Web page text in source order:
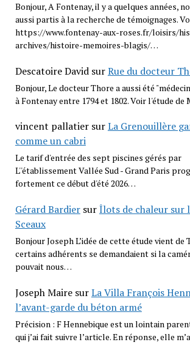
Bonjour, A Fontenay, il y a quelques années,
aussi partis à la recherche de témoignages.
https://www.fontenay-aux-roses.fr/loisirs/
archives/histoire-memoires-blagis/…
Descatoire DavidsurRue du docteur
Bonjour, Le docteur Thore a aussi été
à Fontenay entre 1794 et 1802. Voir l'étude de
vincent pallatiersurLa Grenouillère
comme un cabri
Le tarif d'entrée des sept piscines gérés par
L''établissement Vallée Sud - Grand Paris
fortement ce début d'été 2026…
Gérard BardiersurÎlots de chaleur sur
Sceaux
Bonjour Joseph L’idée de cette étude vient de
certains adhérents se demandaient si la
pouvait nous…
Joseph MairesurLa Villa François
l’avant-garde du béton armé
Précision : F Hennebique est un lointain
qui j’ai fait suivre l’article. En réponse, elle